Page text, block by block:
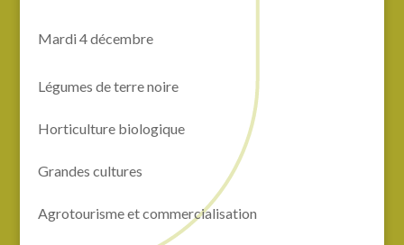
Mardi 4 décembre
Légumes de terre noire
Horticulture biologique
Grandes cultures
Agrotourisme et commercialisation